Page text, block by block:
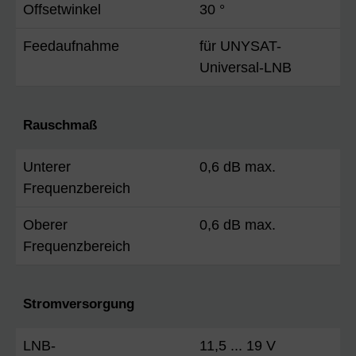
Offsetwinkel 30 °
Feedaufnahme
für UNYSAT-
Universal-LNB
Rauschmaß
Unterer
Frequenzbereich
0,6 dB max.
Oberer
Frequenzbereich
0,6 dB max.
Stromversorgung
LNB- 11,5 ... 19 V